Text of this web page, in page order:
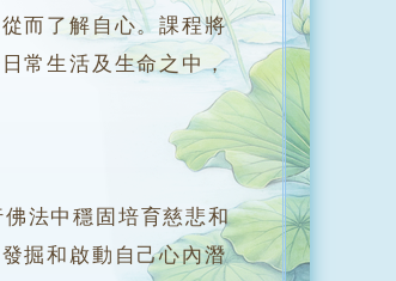
而了解自心。課程將
常生活及生命之中，
法中穩固培育慈悲和
掘和啟動自己心內潛